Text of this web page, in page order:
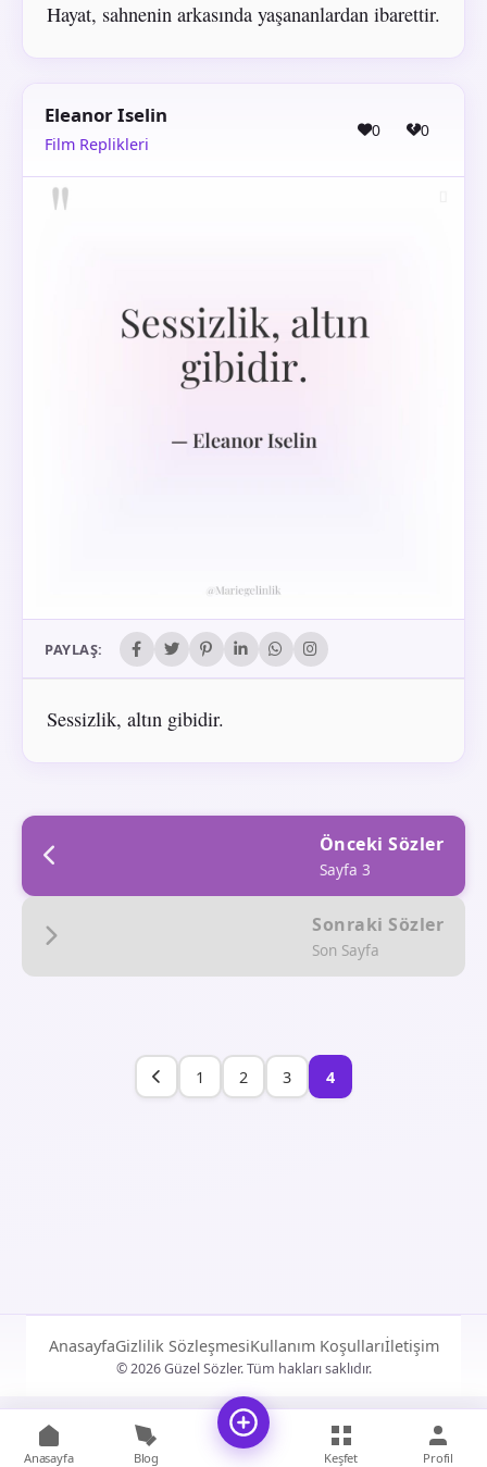
Hayat, sahnenin arkasında yaşananlardan ibarettir.
Eleanor Iselin
Film Replikleri
0 0
PAYLAŞ:
Sessizlik, altın gibidir.
Önceki Sözler
Sayfa 3
Sonraki Sözler
Son Sayfa
1 2 3 4
AnasayfaGizlilik SözleşmesiKullanım Koşullarıİletişim
© 2026 Güzel Sözler. Tüm hakları saklıdır.
Anasayfa Blog Keşfet Profil